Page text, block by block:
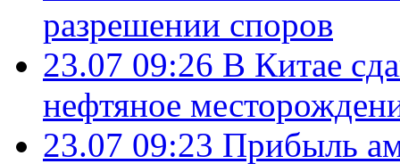
разрешении споров
23.07 09:26 В Китае
нефтяное
23.07 09:23 Прибыль